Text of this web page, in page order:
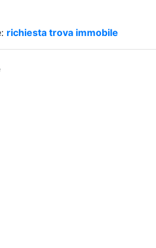
richiesta trova immobile